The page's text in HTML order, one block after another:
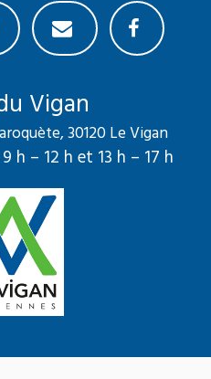
Vigan
30120 Le Vigan
h – 12 h et 13 h – 17 h